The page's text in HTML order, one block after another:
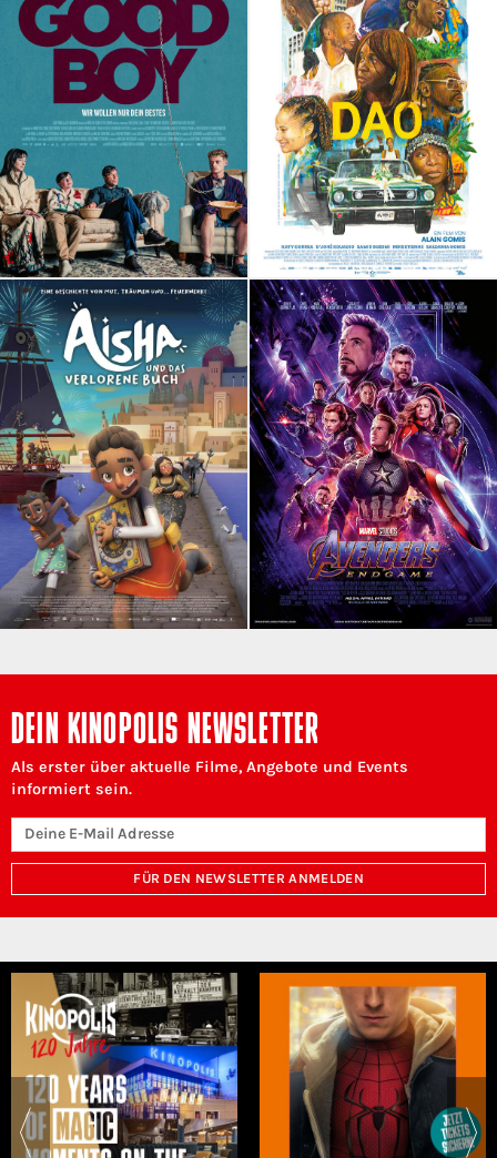
DEIN KINOPOLIS NEWSLETTER
Als erster über aktuelle Filme, Angebote und Events
informiert sein.
FÜR DEN NEWSLETTER ANMELDEN